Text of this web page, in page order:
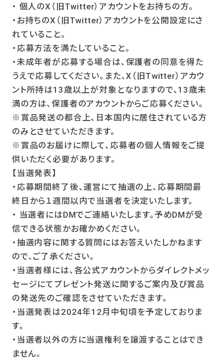
・ 個人のX（旧Twitter）アカウントをお持ちの方。
・お持ちのX（旧Twitter）アカウントを公開設定にさ
れていること。
・応募方法を満たしていること。
・未成年者が応募する場合は、保護者の同意を得た
うえで応募してください。また、X（旧Twitter）アカウ
ント所持は13歳以上が対象となりますので、13歳未
満の方は、保護者のアカウントからご応募ください。
※賞品発送の都合上、日本国内に居住されている方
のみとさせていただきます。
※賞品のお届けに際して、応募者の個人情報をご提
供いただく必要があります。
【当選発表】
・応募期間終了後、運営にて抽選の上、応募期間最
終日から１週間以内で当選者を決定いたします。
・ 当選者にはDMでご連絡いたします。予めDMが受
信できる状態かお確かめください。
・抽選内容に関する質問にはお答えいたしかねます
ので、ご了承ください。
・当選者様には、各公式アカウントからダイレクトメッ
セージにてプレゼント発送に関するご案内及び賞品
の発送先のご確認をさせていただきます。
・当選発表は2024年12月中旬頃を予定しておりま
す。
・当選者以外の方に当選権利を譲渡することはでき
ません。